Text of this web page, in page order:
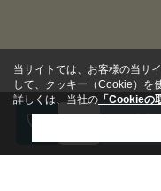
当サイトでは、お客様の当サ
して、クッキー（Cookie）を
詳しくは、当社の 「Cookieの